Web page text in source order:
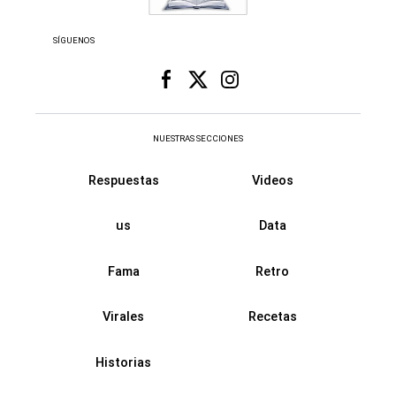
SÍGUENOS
NUESTRAS SECCIONES
Respuestas Videos
us Data
Fama Retro
Virales Recetas
Historias